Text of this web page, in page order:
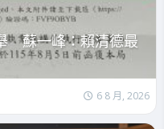
蘇一峰：賴清德最
6 8 月, 2026